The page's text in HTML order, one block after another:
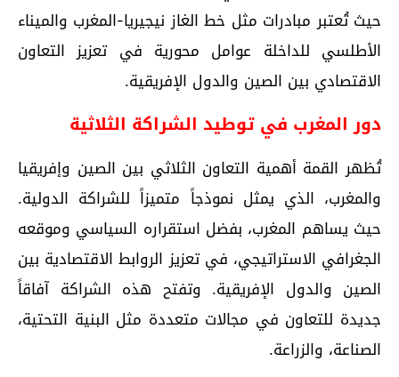
حيث تُعتبر مبادرات مثل خط الغاز نيجيريا-المغرب والميناء
الأطلسي للداخلة عوامل محورية في تعزيز التعاون
الاقتصادي بين الصين والدول الإفريقية.
دور المغرب في توطيد الشراكة الثلاثية
تُظهر القمة أهمية التعاون الثلاثي بين الصين وإفريقيا
والمغرب، الذي يمثل نموذجاً متميزاً للشراكة الدولية.
حيث يساهم المغرب، بفضل استقراره السياسي وموقعه
الجغرافي الاستراتيجي، في تعزيز الروابط الاقتصادية بين
الصين والدول الإفريقية. وتفتح هذه الشراكة آفاقاً
جديدة للتعاون في مجالات متعددة مثل البنية التحتية،
الصناعة، والزراعة.